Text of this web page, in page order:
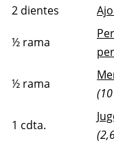
2 dientes
½ rama
½ rama
1 cdta.